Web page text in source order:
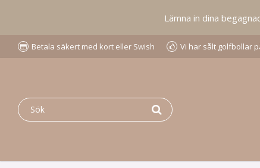
Lämna in dina
Betala säkert med kort eller Swish Vi har sålt golfbollar